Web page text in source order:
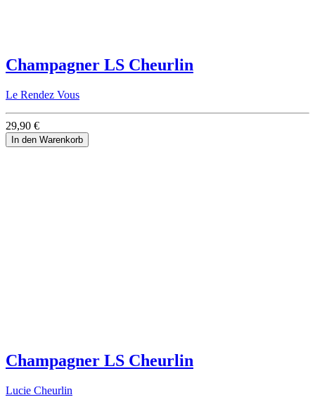
Champagner LS Cheurlin
Le Rendez Vous
29,90 €
In den Warenkorb
Champagner LS Cheurlin
Lucie Cheurlin